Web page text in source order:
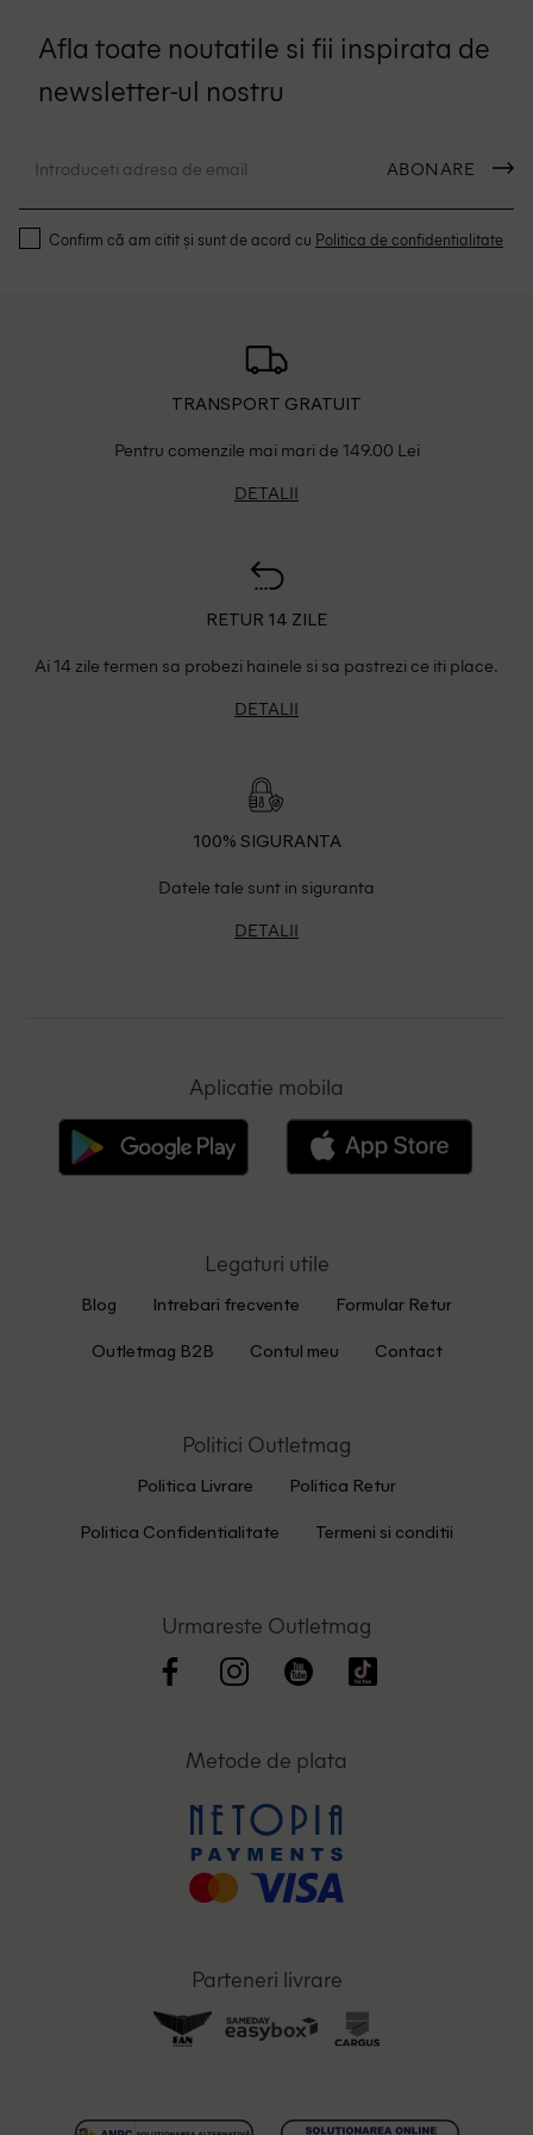
Afla toate noutatile si fii inspirata de
newsletter-ul nostru
ABONARE
Confirm că am citit și sunt de acord cu Politica de confidentialitate
TRANSPORT GRATUIT
Pentru comenzile mai mari de 149.00 Lei
DETALII
RETUR 14 ZILE
Ai 14 zile termen sa probezi hainele si sa pastrezi ce iti place.
DETALII
100% SIGURANTA
Datele tale sunt in siguranta
DETALII
Aplicatie mobila
Legaturi utile
Blog Intrebari frecvente Formular Retur
Outletmag B2B Contul meu Contact
Politici Outletmag
Politica Livrare Politica Retur
Politica Confidentialitate Termeni si conditii
Urmareste Outletmag
Metode de plata
Parteneri livrare